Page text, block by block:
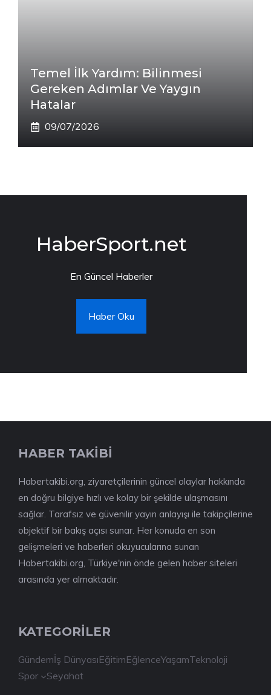
Temel İlk Yardım: Bilinmesi
Gereken Adımlar Ve Yaygın
Hatalar
09/07/2026
HaberSport.net
En Güncel Haberler
Haber Oku
HABER TAKİBİ
Habertakibi.org, ziyaretçilerinin güncel olaylar hakkında
en doğru bilgiye hızlı ve kolay bir şekilde ulaşmasını
sağlar. Tarafsız ve güvenilir yayın anlayışı ile takipçilerine
objektif bir bakış açısı sunar. Her konuda en son
gelişmeleri ve haberleri okuyucularına sunan
Habertakibi.org, Türkiye'nin önde gelen haber siteleri
arasında yer almaktadır.
KATEGORİLER
Gündemİş DünyasıEğitimEğlenceYaşamTeknoloji
Spor
Seyahat